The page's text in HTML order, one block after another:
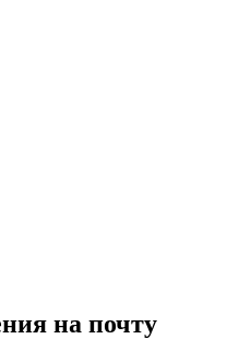
на почту